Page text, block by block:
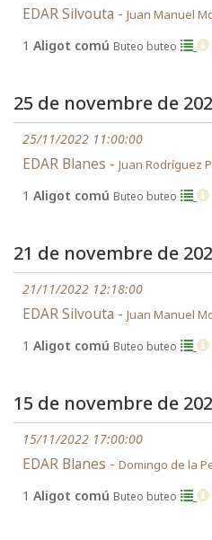
EDAR Silvouta - Juan Manuel
1 Aligot comú Buteo buteo
25 de novembre de
25/11/2022 11:00:00
EDAR Blanes - Juan Rodríguez
1 Aligot comú Buteo buteo
21 de novembre de
21/11/2022 12:18:00
EDAR Silvouta - Juan Manuel
1 Aligot comú Buteo buteo
15 de novembre de
15/11/2022 17:00:00
EDAR Blanes - Domingo de la
1 Aligot comú Buteo buteo